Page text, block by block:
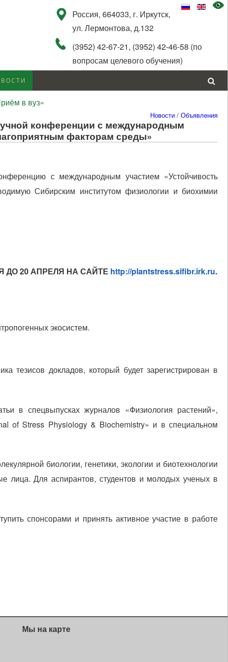
Россия, 664033, г. Иркутск,
ул. Лермонтова, д.132
(3952) 42-67-21, (3952) 42-46-58 (по
вопросам целевого обучения)
в вуз»
Новости / Объявления
конференции с международным
факторам среды»
с международным участием «Устойчивость
Сибирским институтом физиологии и биохимии
20 АПРЕЛЯ НА САЙТЕ http://plantstress.sifibr.irk.ru.
экосистем.
тезисов докладов, который будет зарегистрирован в
в спецвыпусках журналов «Физиология растений»,
of Stress Physiology & Biochemistry» и в специальном
биологии, генетики, экологии и биотехнологии
лица. Для аспирантов, студентов и молодых ученых в
спонсорами и принять активное участие в работе
Мы на карте